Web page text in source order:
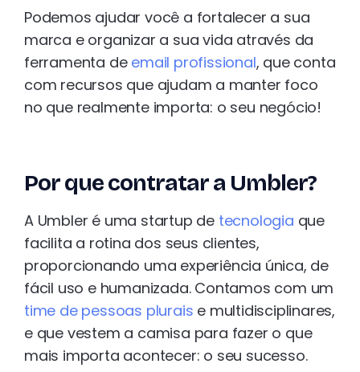
Podemos ajudar você a fortalecer a sua
marca e organizar a sua vida através da
ferramenta de email profissional, que conta
com recursos que ajudam a manter foco
no que realmente importa: o seu negócio!
Por que contratar a Umbler?
A Umbler é uma startup de tecnologia que
facilita a rotina dos seus clientes,
proporcionando uma experiência única, de
fácil uso e humanizada. Contamos com um
time de pessoas plurais e multidisciplinares,
e que vestem a camisa para fazer o que
mais importa acontecer: o seu sucesso.